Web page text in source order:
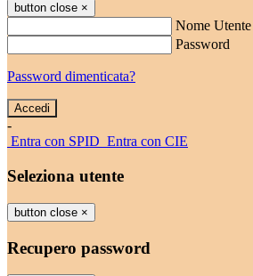
button close ×
Nome Utente
Password
Password dimenticata?
-
Entra con SPID Entra con CIE
Seleziona utente
button close ×
Recupero password